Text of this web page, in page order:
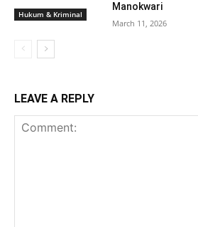
Hukum & Kriminal
Manokwari
March 11, 2026
LEAVE A REPLY